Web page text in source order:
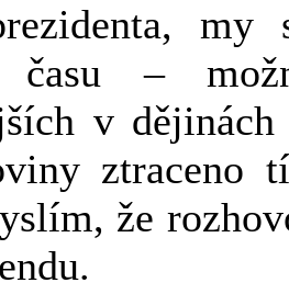
času –
v
ztraceno
že